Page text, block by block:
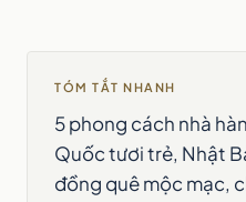
TÓM TẮT NHANH
5 phong cách nhà
Quốc tươi trẻ, Nhật
đồng quê mộc mạc,